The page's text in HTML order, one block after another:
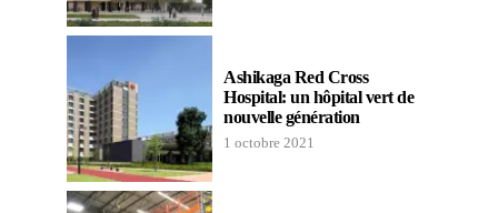
Ashikaga Red Cross
Hospital: un hôpital vert de
nouvelle génération
1 octobre 2021